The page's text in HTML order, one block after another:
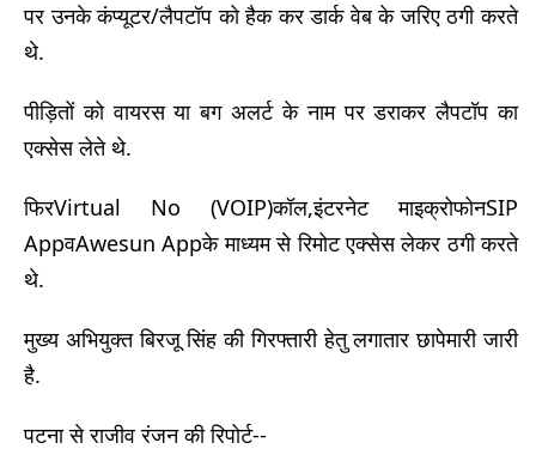
पर उनके कंप्यूटर/लैपटॉप को हैक कर डार्क वेब के जरिए ठगी करते
थे.
पीड़ितों को वायरस या बग अलर्ट के नाम पर डराकर लैपटॉप का
एक्सेस लेते थे.
फिरVirtual No (VOIP)कॉल,इंटरनेट माइक्रोफोनSIP
AppवAwesun Appके माध्यम से रिमोट एक्सेस लेकर ठगी करते
थे.
मुख्य अभियुक्त बिरजू सिंह की गिरफ्तारी हेतु लगातार छापेमारी जारी
है.
पटना से राजीव रंजन की रिपोर्ट--